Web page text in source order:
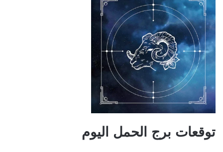
توقعات برج الحمل اليوم